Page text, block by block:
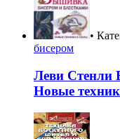
•
бисером
Леви Стенли
Новые